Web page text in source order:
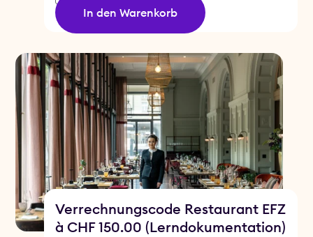
In den Warenkorb
Verrechnungscode Restaurant EFZ
à CHF 150.00 (Lerndokumentation)